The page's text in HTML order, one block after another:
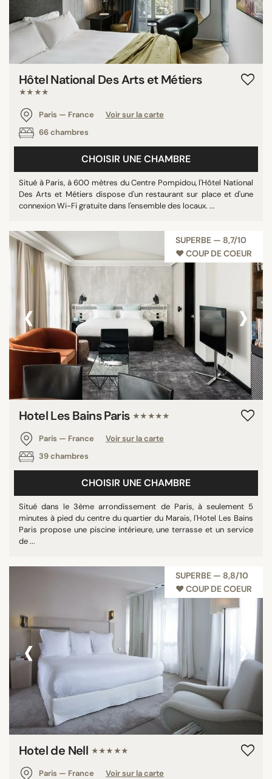
Hôtel National Des Arts et Métiers
★★★★
Paris — France
Voir sur la carte
66 chambres
CHOISIR UNE CHAMBRE
Situé à Paris, à 600 mètres du Centre Pompidou, l'Hôtel National
Des Arts et Métiers dispose d'un restaurant sur place et d'une
connexion Wi-Fi gratuite dans l'ensemble des locaux. ...
SUPERBE — 8,7/10
♥︎ COUP DE COEUR
‹ ›
Hotel Les Bains Paris ★★★★★
Paris — France
Voir sur la carte
39 chambres
CHOISIR UNE CHAMBRE
Situé dans le 3ème arrondissement de Paris, à seulement 5
minutes à pied du centre du quartier du Marais, l'Hotel Les Bains
Paris propose une piscine intérieure, une terrasse et un service
de ...
SUPERBE — 8,8/10
♥︎ COUP DE COEUR
‹ ›
Hotel de Nell ★★★★★
Paris — France
Voir sur la carte